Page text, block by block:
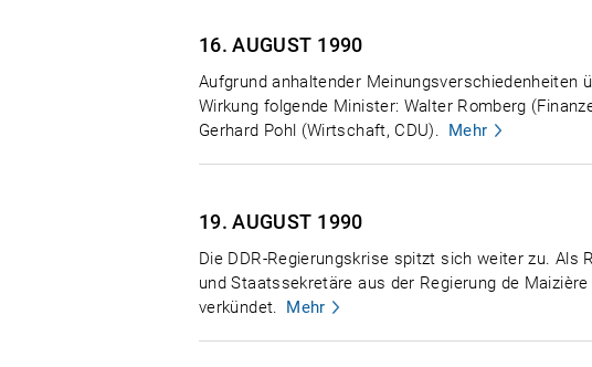
16. AUGUST 1990
Aufgrund anhaltender
Wirkung folgende Minister: Walter Romberg
Gerhard Pohl (Wirtschaft, CDU).
Mehr
19. AUGUST 1990
Die DDR-Regierungskrise spitzt sich weiter zu.
und Staatssekretäre aus der Regierung de
verkündet.
Mehr